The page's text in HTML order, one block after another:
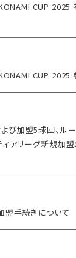
CUP 2025
CUP 2025
び加盟5球団、ル
ィアリーグ新規加
手続きについて